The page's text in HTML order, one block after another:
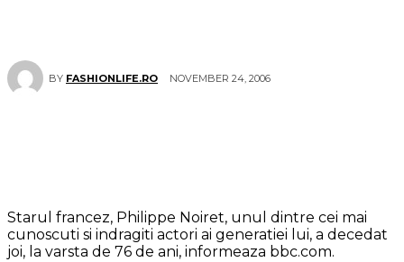
BY FASHIONLIFE.RO NOVEMBER 24, 2006
Starul francez, Philippe Noiret, unul dintre cei mai
cunoscuti si indragiti actori ai generatiei lui, a decedat
joi, la varsta de 76 de ani, informeaza bbc.com.